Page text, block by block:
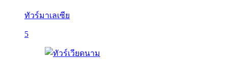
ทัวร์มาเลเซีย
5